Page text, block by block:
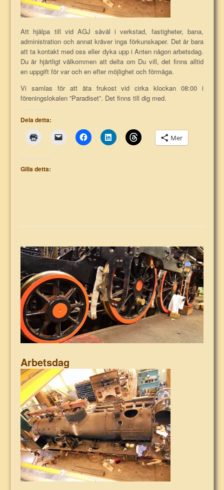
Att hjälpa till vid AGJ såväl i verkstad, fastigheter, bana,
administration och annat kräver inga förkunskaper. Det är bara
att ta kontakt med oss eller dyka upp i Anten någon arbetsdag.
Du är hjärtligt välkommen att delta om Du vill, det finns alltid
en uppgift för var och en efter möjlighet och förmåga.
Vi samlas för att äta frukost vid cirka klockan 08:00 i
föreningslokalen ”Paradiset”. Det finns till dig med.
Dela detta:
Mer
Gilla detta:
Arbetsdag